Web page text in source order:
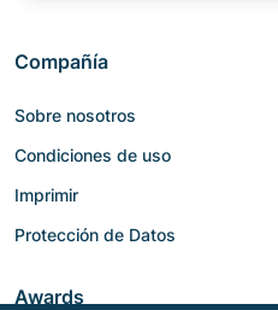
Compañía
Sobre nosotros
Condiciones de uso
Imprimir
Protección de Datos
Awards